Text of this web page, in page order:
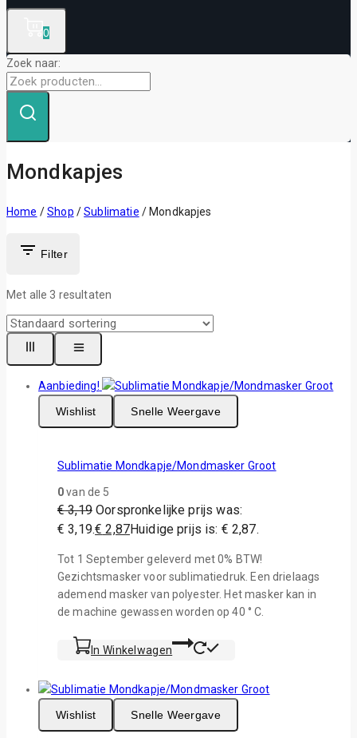
0
Zoek naar:
Mondkapjes
Home /Shop /Sublimatie / Mondkapjes
Filter
Met alle 3 resultaten
Aanbieding!
Wishlist
Snelle Weergave
Sublimatie Mondkapje/Mondmasker Groot
0van de 5
€3,19 Oorspronkelijke prijs was:
€ 3,19.€ 2,87Huidige prijs is: € 2,87.
Tot 1 September geleverd met 0% BTW!
Gezichtsmasker voor sublimatiedruk. Een drielaags
ademend masker van polyester. Het masker kan in
de machine gewassen worden op 40 ° C.
In Winkelwagen
Wishlist Snelle Weergave